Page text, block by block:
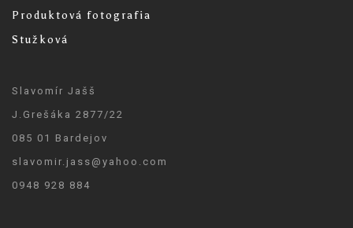
Produktová fotografia
Stužková
Slavomír Jašš
J.Grešáka 2877/22
085 01 Bardejov
slavomir.jass@yahoo.com
0948 928 884